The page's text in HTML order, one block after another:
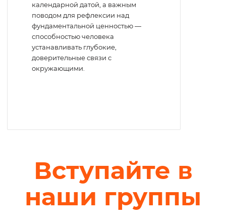
календарной датой, а важным
поводом для рефлексии над
фундаментальной ценностью —
способностью человека
устанавливать глубокие,
доверительные связи с
окружающими.
Вступайте в
наши группы